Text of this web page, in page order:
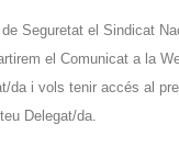
Seguretat el Sindicat
el Comunicat a la
da i vols tenir accés al
Delegat/da.